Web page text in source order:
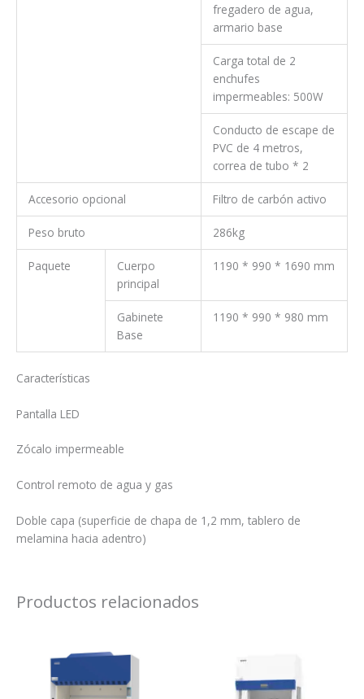
fregadero de agua,
armario base
Carga total de 2
enchufes
impermeables: 500W
Conducto de escape de
PVC de 4 metros,
correa de tubo * 2
Accesorio opcional Filtro de carbón activo
Peso bruto 286kg
Paquete
Cuerpo
principal
1190 * 990 * 1690 mm
Gabinete
Base
1190 * 990 * 980 mm
Características
Pantalla LED
Zócalo impermeable
Control remoto de agua y gas
Doble capa (superficie de chapa de 1,2 mm, tablero de
melamina hacia adentro)
Productos relacionados